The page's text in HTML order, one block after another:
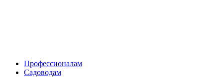
Профессионалам
Садоводам